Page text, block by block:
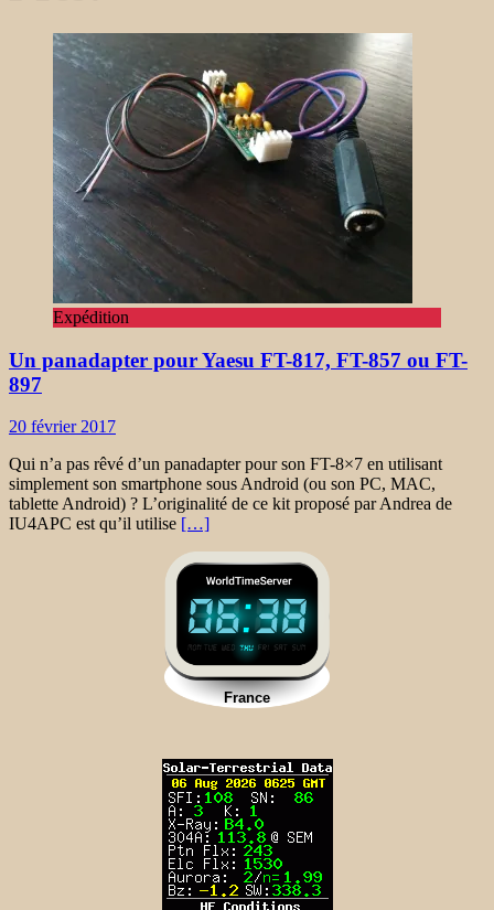
Expédition
Un panadapter pour Yaesu FT-817, FT-857 ou FT-
897
20 février 2017
Qui n’a pas rêvé d’un panadapter pour son FT-8×7 en utilisant
simplement son smartphone sous Android (ou son PC, MAC,
tablette Android) ? L’originalité de ce kit proposé par Andrea de
IU4APC est qu’il utilise […]